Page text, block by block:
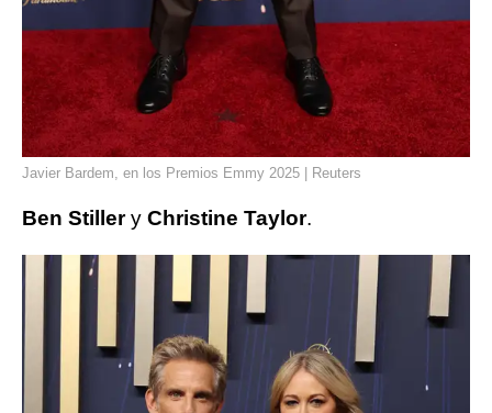
Javier Bardem, en los Premios Emmy 2025 | Reuters
Ben Stillery Christine Taylor.